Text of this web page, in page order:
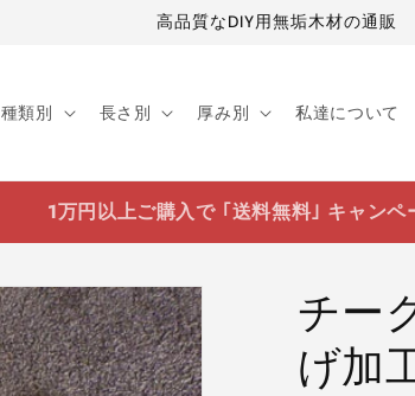
高品質なDIY用無垢木材の通販
種類別 長さ別 厚み別 私達について
1万円以上ご購入で ｢送料無料｣ キャンペ
チー
げ加